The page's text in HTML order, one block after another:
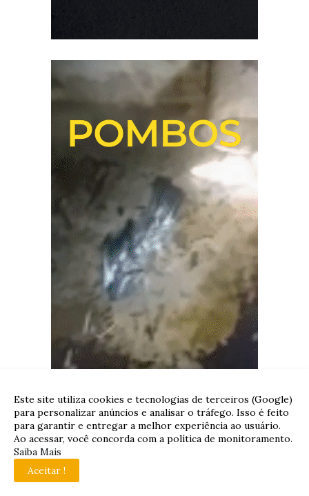
Este site utiliza cookies e tecnologias de terceiros (Google)
para personalizar anúncios e analisar o tráfego. Isso é feito
para garantir e entregar a melhor experiência ao usuário.
Ao acessar, você concorda com a política de monitoramento.
Saiba Mais
Aceitar !